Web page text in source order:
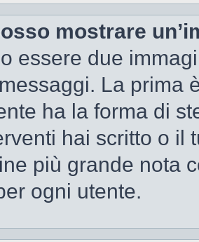
mostrare
essere due
La prima
ha la forma di
hai scritto o il
più grande nota
ogni utente.